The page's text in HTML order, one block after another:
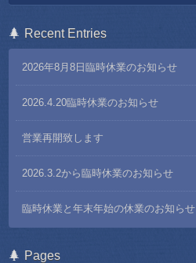
Recent Entries
2026年8月8日臨時休業のお知らせ
2026.4.20臨時休業のお知らせ
営業再開致します
2026.3.2から臨時休業のお知らせ
臨時休業と年末年始の休業のお知らせ
Pages